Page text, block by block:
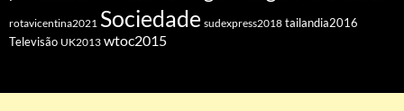
rotavicentina2021 Sociedade sudexpress2018 tailandia2016
Televisão UK2013 wtoc2015